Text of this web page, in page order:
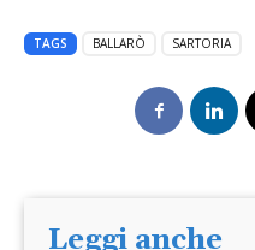
TAGS BALLARÒ SARTORIA
Leggi anche